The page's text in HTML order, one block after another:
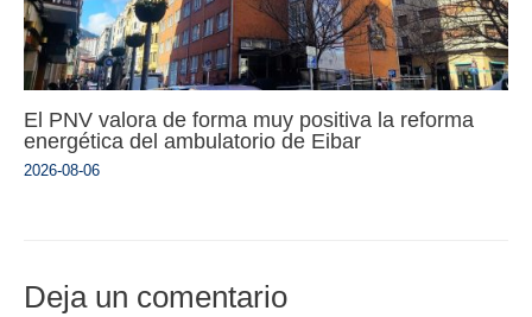
El PNV valora de forma muy positiva la reforma
energética del ambulatorio de Eibar
2026-08-06
Deja un comentario